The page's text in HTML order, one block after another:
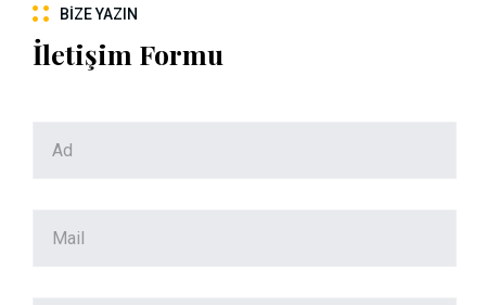
BIZE YAZIN
İletişim Formu